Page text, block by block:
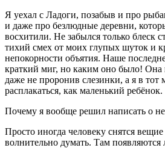
Я уехал с Ладоги, позабыв и про
и даже про безлюдные деревни,
восхитили. Не забылся только блеск
тихий смех от моих глупых шуток и
непокорности объятия. Наше
краткий миг, но каким оно было! Она
даже не проронив слезинки, а я в тот
расплакаться, как маленький ребёнок.
Почему я вообще решил написать о
Просто иногда человеку снятся
волнительно думать. Там